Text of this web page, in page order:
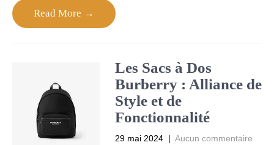
Read More →
Les Sacs à Dos
Burberry : Alliance de
Style et de
Fonctionnalité
29 mai 2024 | Aucun commentaire